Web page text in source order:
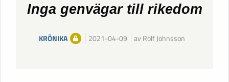
Inga genvägar till rikedom
KRÖNIKA 2021-04-09 av Rolf Johnsson